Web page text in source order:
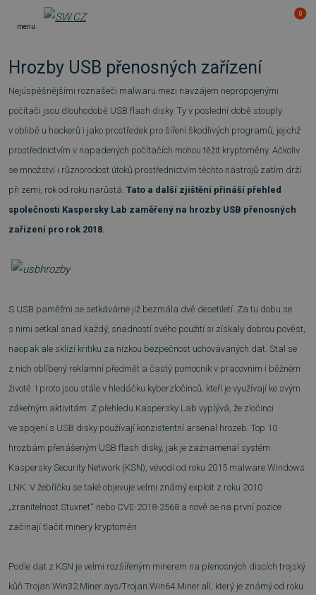
menu
0
Hrozby USB přenosných zařízení
Nejúspěšnějšími roznašeči malwaru mezi navzájem nepropojenými
počítači jsou dlouhodobě USB flash disky. Ty v poslední době stouply
v oblibě u hackerů i jako prostředek pro šíření škodlivých programů, jejichž
prostřednictvím v napadených počítačích mohou těžit kryptoměny. Ačkoliv
se množství i různorodost útoků prostřednictvím těchto nástrojů zatím drží
při zemi, rok od roku narůstá. Tato a další zjištění přináší přehled
společnosti Kaspersky Lab zaměřený na hrozby USB přenosných
zařízení pro rok 2018.
S USB paměťmi se setkáváme již bezmála dvě desetiletí. Za tu dobu se
s nimi setkal snad každý, snadností svého použití si získaly dobrou pověst,
naopak ale sklízí kritiku za nízkou bezpečnost uchovávaných dat. Stal se
z nich oblíbený reklamní předmět a častý pomocník v pracovním i běžném
životě. I proto jsou stále v hledáčku kyberzločinců, kteří je využívají ke svým
zákeřným aktivitám. Z přehledu Kaspersky Lab vyplývá, že zločinci
ve spojení s USB disky používají konzistentní arsenal hrozeb. Top 10
hrozbám přenášeným USB flash disky, jak je zaznamenal systém
Kaspersky Security Network (KSN), vévodí od roku 2015 malware Windows
LNK. V žebříčku se také objevuje velmi známý exploit z roku 2010
„zranitelnost Stuxnet“ nebo CVE-2018-2568 a nově se na první pozice
začínají tlačit minery kryptoměn.
Podle dat z KSN je velmi rozšířeným minerem na přenosných discích trojský
kůň Trojan.Win32.Miner.ays/Trojan.Win64.Miner.all, který je známý od roku